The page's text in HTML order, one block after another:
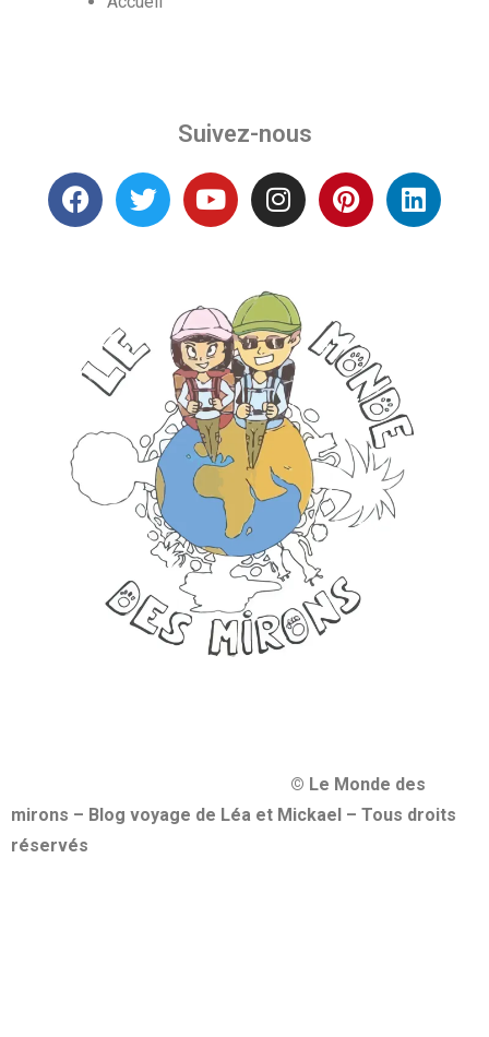
Suivez-nous
© Le Monde des
mirons – Blog voyage de Léa et Mickael – Tous droits
réservés